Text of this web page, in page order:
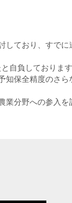
しており、すでに
自負しております
知保全精度のさら
業分野への参入を